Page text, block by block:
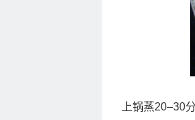
上锅蒸20–30